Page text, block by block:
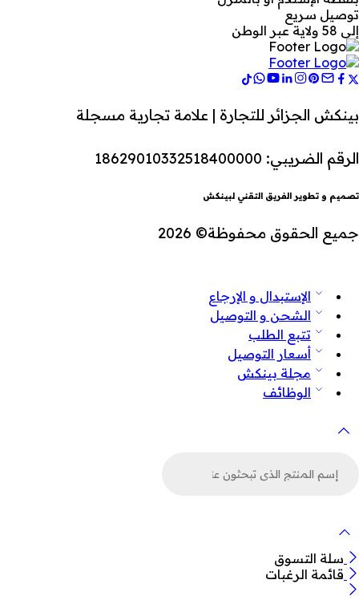
توصيل سريع
إلى 58 ولاية عبر الوطن
بينكش الجزائر للتجارة | علامة تجارية مسجلة
الرقم الضريبي: 18629010332518400000
تصميم و تطوير الفريق التقني لبينكش
جميع الحقوق محفوظة© 2026
الإستبدال و الإرجاع
الشحن و التوصيل
تتبع الطلب
أسعار التوصيل
مجلة بينكش
الوظائف
سلة التسوق
قائمة الرغبات